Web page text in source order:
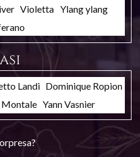
Violetta Ylang ylang
Landi Dominique Ropion
Montale Yann Vasnier